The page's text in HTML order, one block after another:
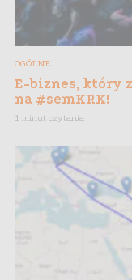
OGÓLNE
E-biznes, który
na #semKRK!
1 minut czytania